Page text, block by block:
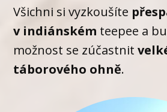
Všichni si vyzkoušíte
v indiánském teepee a
možnost se zúčastnit
táborového ohně.